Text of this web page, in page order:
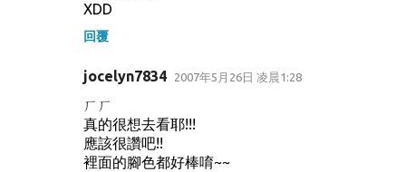
XDD
回覆
jocelyn7834 2007年5月26日 凌晨1:28
ㄏㄏ
真的很想去看耶!!!
應該很讚吧!!
裡面的腳色都好棒唷~~